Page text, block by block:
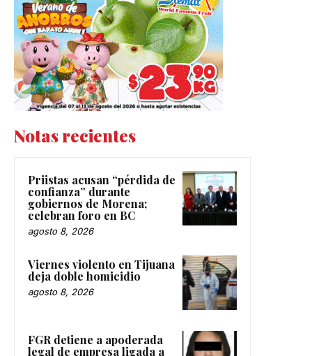
Notas recientes
Priistas acusan “pérdida de
confianza” durante
gobiernos de Morena;
celebran foro en BC
agosto 8, 2026
Viernes violento en Tijuana
deja doble homicidio
agosto 8, 2026
FGR detiene a apoderada
legal de empresa ligada a